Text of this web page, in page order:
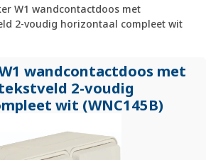
W1 wandcontactdoos met
2-voudig horizontaal compleet wit
wandcontactdoos met
2-voudig
wit (WNC145B)